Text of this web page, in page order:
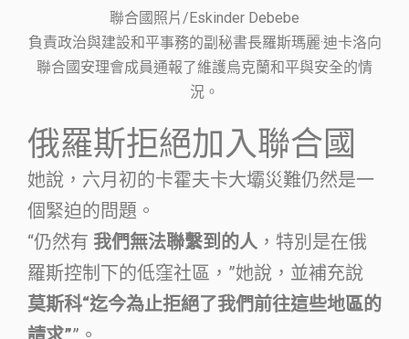
聯合國照片/Eskinder Debebe
負責政治與建設和平事務的副秘書長羅斯瑪麗·迪卡洛向
聯合國安理會成員通報了維護烏克蘭和平與安全的情
況。
俄羅斯拒絕加入聯合國
她說，六月初的卡霍夫卡大壩災難仍然是一
個緊迫的問題。
“仍然有 我們無法聯繫到的人 ，特別是在俄
羅斯控制下的低窪社區，”她說，並補充說
莫斯科“迄今為止拒絕了我們前往這些地區的